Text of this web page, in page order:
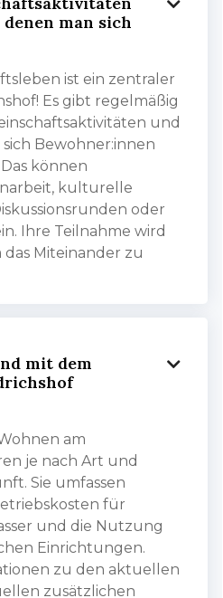
man sich

ist ein zentraler
Es gibt regelmäßig
und
Bewohner:innen
können
kulturelle
oder
Ihre Teilnahme wird
Miteinander zu
mit dem

am
je nach Art und
Sie umfassen
für
und die Nutzung
Einrichtungen.
zu den aktuellen
zusätzlichen